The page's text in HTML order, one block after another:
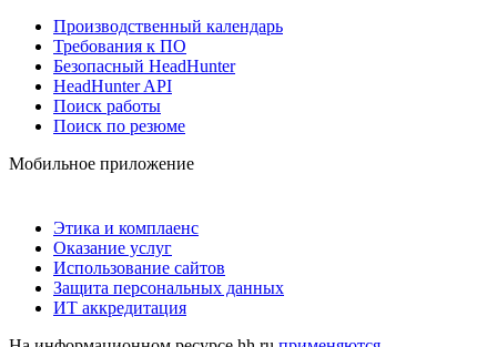
Производственный календарь
Требования к ПО
Безопасный HeadHunter
HeadHunter API
Поиск работы
Поиск по резюме
Мобильное приложение
Этика и комплаенс
Оказание услуг
Использование сайтов
Защита персональных данных
ИТ аккредитация